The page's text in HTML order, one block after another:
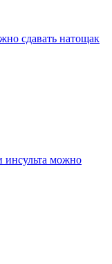
сдавать натощак
инсульта можно